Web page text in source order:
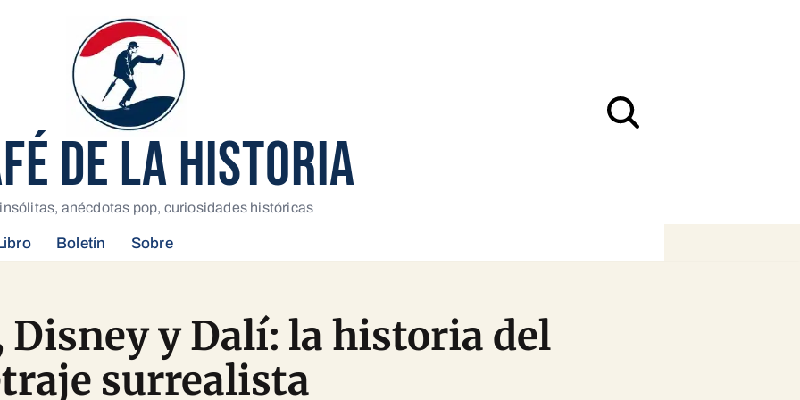
DE LA HISTORIA
anécdotas pop, curiosidades históricas
Boletín Sobre
Disney y Dalí: la historia del
surrealista